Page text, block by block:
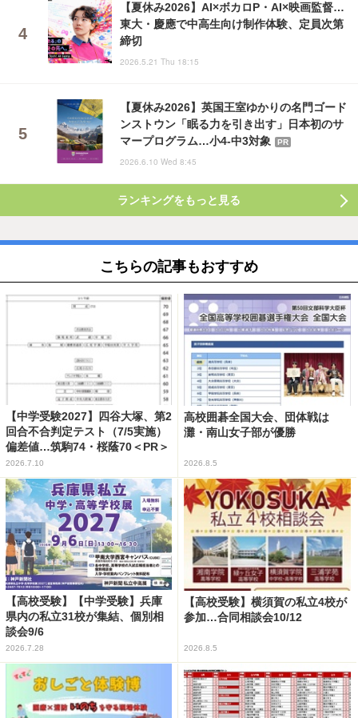
【夏休み2026】AI×ボカロP・AI×映画監督…
東大・慶應で中高生向け制作体験、定員次第
締切
2026.5.21 Thu 18:15
【夏休み2026】英国王室ゆかりの名門ゴード
ンストウン「眠る力を引き出す」日本初のサ
マープログラム…小4-中3対象
PR
2026.6.10 Wed 8:45
ランキングをもっと見る
こちらの記事もおすすめ
【中学受験2027】四谷大塚、第2
回合不合判定テスト（7/5実施）
偏差値…筑駒74・桜蔭70＜PR＞
2026.7.10
高校囲碁全国大会、団体戦は
灘・南山女子部が優勝
2026.8.5
【高校受験】【中学受験】兵庫
県内の私立31校が集結、個別相
談会9/6
2026.7.28
【高校受験】横須賀の私立4校が
参加…合同相談会10/12
2026.8.5